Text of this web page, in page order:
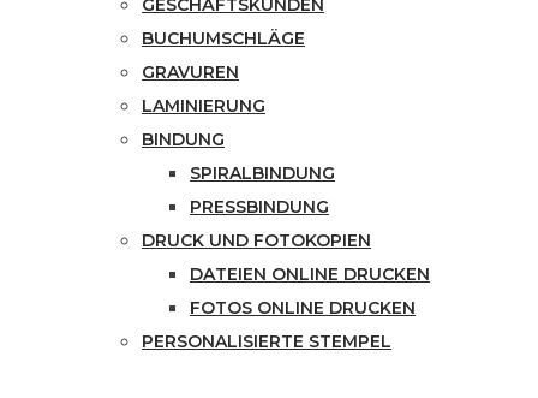
GESCHÄFTSKUNDEN
BUCHUMSCHLÄGE
GRAVUREN
LAMINIERUNG
BINDUNG
SPIRALBINDUNG
PRESSBINDUNG
DRUCK UND FOTOKOPIEN
DATEIEN ONLINE DRUCKEN
FOTOS ONLINE DRUCKEN
PERSONALISIERTE STEMPEL